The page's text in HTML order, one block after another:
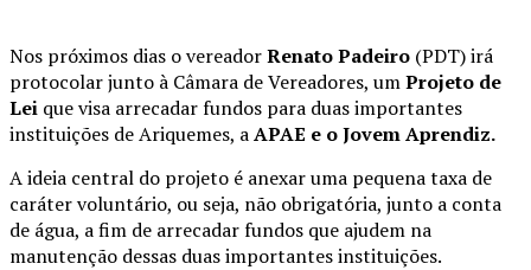
Nos próximos dias o vereadorRenato Padeiro (PDT) irá
protocolar junto à Câmara de Vereadores, umProjeto de
Lei que visa arrecadar fundos para duas importantes
instituições de Ariquemes, aAPAE e o Jovem Aprendiz.
A ideia central do projeto é anexar uma pequena taxa de
caráter voluntário, ou seja, não obrigatória, junto a conta
de água, a fim de arrecadar fundos que ajudem na
manutenção dessas duas importantes instituições.